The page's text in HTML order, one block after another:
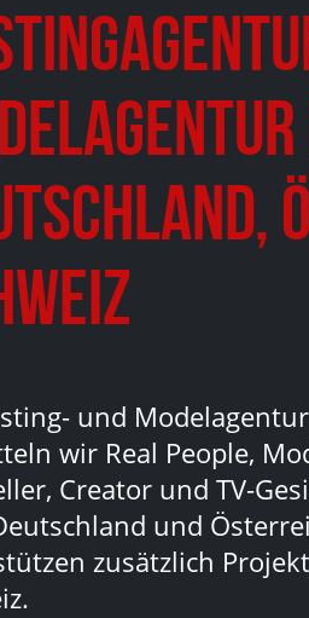
und Modelagentur
wir Real People,
Creator und TV-
und
zusätzlich